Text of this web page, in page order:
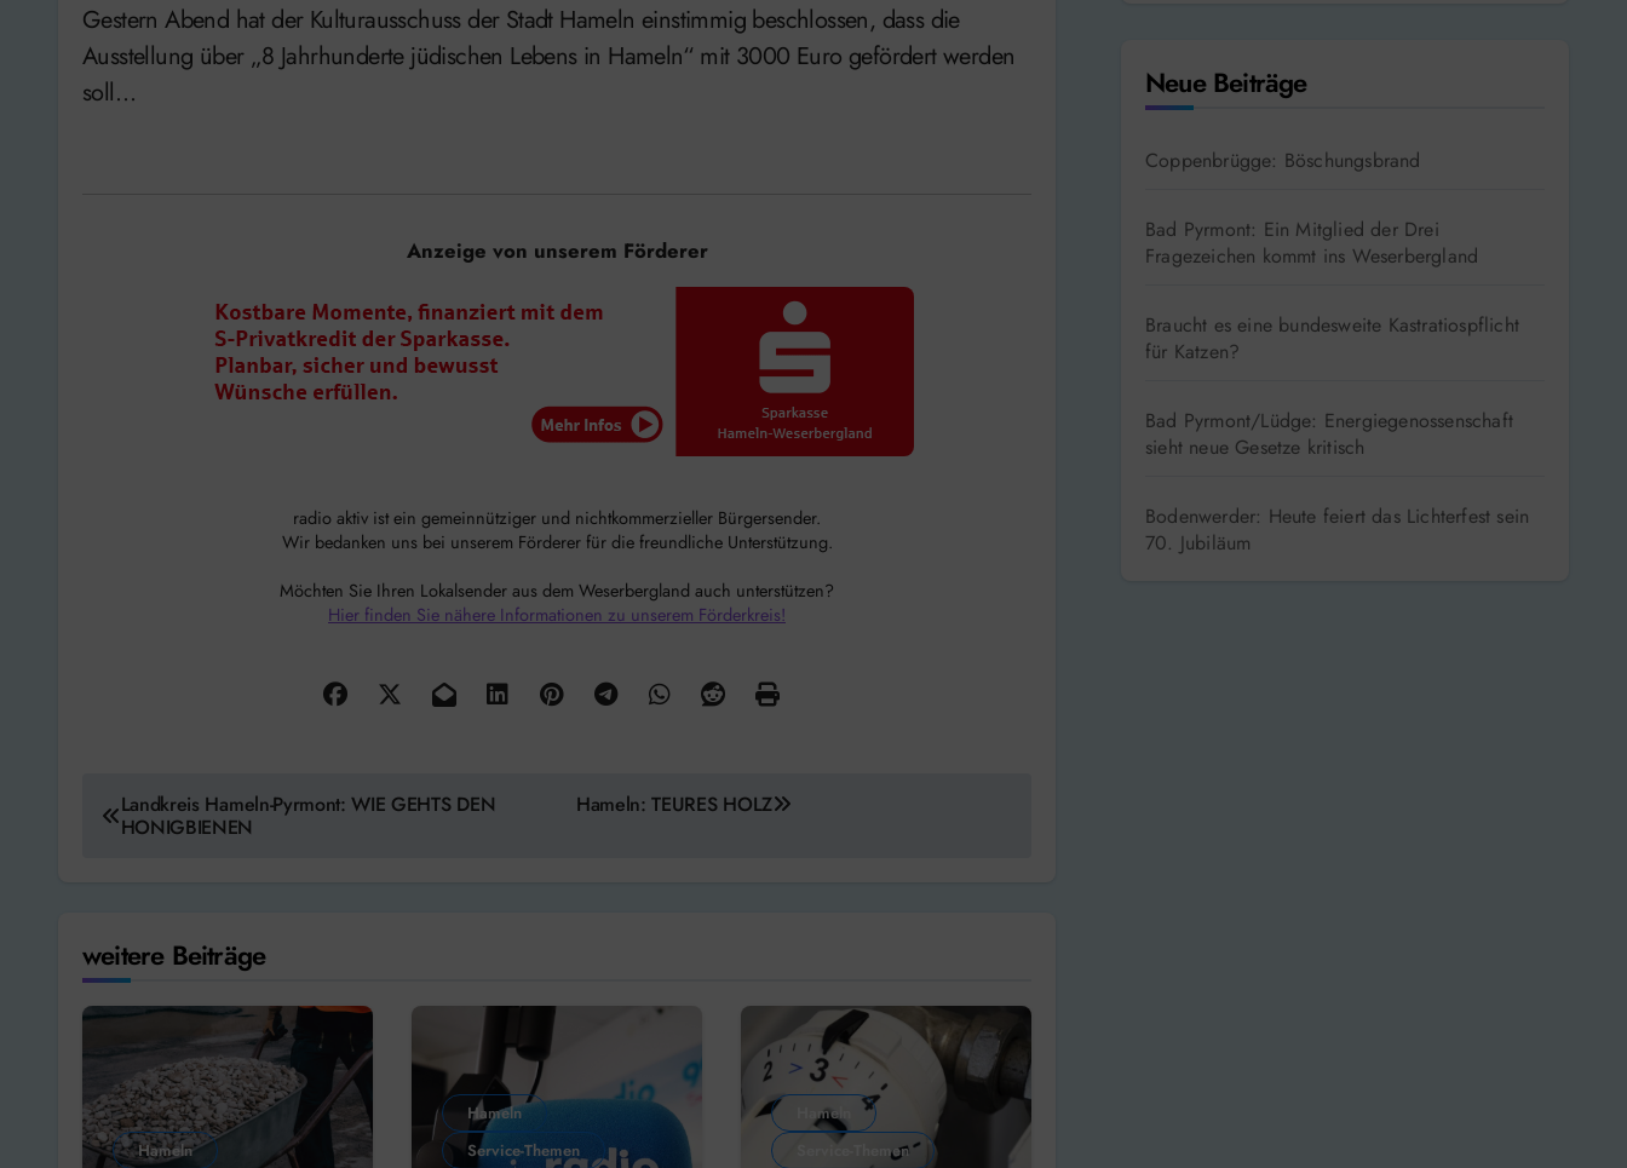
Gestern Abend hat der Kulturausschuss der Stadt Hameln einstimmig beschlossen, dass die
Ausstellung über „8 Jahrhunderte jüdischen Lebens in Hameln“ mit 3000 Euro gefördert werden
soll…
Anzeige von unserem Förderer
radio aktiv ist ein gemeinnütziger und nichtkommerzieller Bürgersender.
Wir bedanken uns bei unserem Förderer für die freundliche Unterstützung.
Möchten Sie Ihren Lokalsender aus dem Weserbergland auch unterstützen?
Hier finden Sie nähere Informationen zu unserem Förderkreis!
Beitragsnavigation
Landkreis Hameln-Pyrmont: WIE GEHTS DEN
HONIGBIENEN
Hameln: TEURES HOLZ
weitere Beiträge
Hameln
Hameln
Service-Themen
Hameln
Service-Themen
Neue Beiträge
Coppenbrügge: Böschungsbrand
Bad Pyrmont: Ein Mitglied der Drei
Fragezeichen kommt ins Weserbergland
Braucht es eine bundesweite Kastratiospflicht
für Katzen?
Bad Pyrmont/Lüdge: Energiegenossenschaft
sieht neue Gesetze kritisch
Bodenwerder: Heute feiert das Lichterfest sein
70. Jubiläum